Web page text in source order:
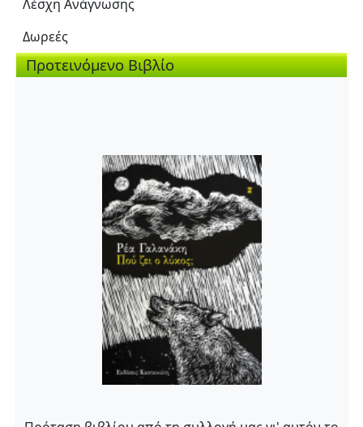
Λέσχη Ανάγνωσης
Δωρεές
Προτεινόμενο Βιβλίο